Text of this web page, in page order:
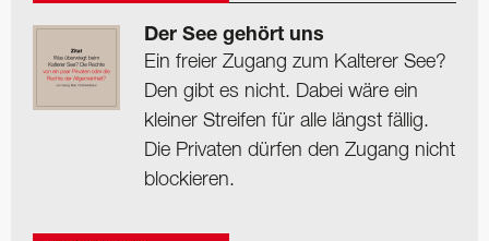
Der See gehört uns
Ein freier Zugang zum Kalterer See?
Den gibt es nicht. Dabei wäre ein
kleiner Streifen für alle längst fällig.
Die Privaten dürfen den Zugang nicht
blockieren.